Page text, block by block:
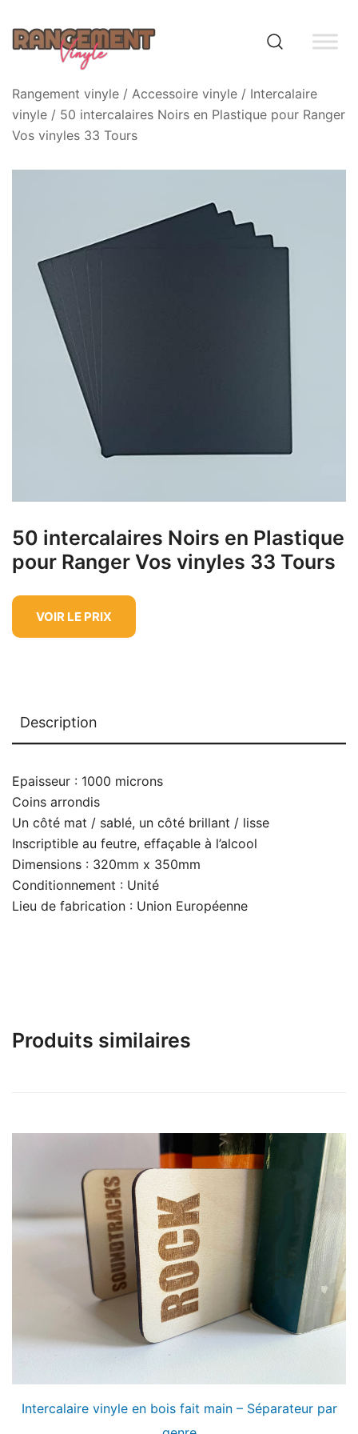
content
Rangement vinyle
Rangement vinyle / Accessoire vinyle / Intercalaire
vinyle / 50 intercalaires Noirs en Plastique pour Ranger
Vos vinyles 33 Tours
50 intercalaires Noirs en Plastique
pour Ranger Vos vinyles 33 Tours
VOIR LE PRIX
Description
Epaisseur : 1000 microns
Coins arrondis
Un côté mat / sablé, un côté brillant / lisse
Inscriptible au feutre, effaçable à l’alcool
Dimensions : 320mm x 350mm
Conditionnement : Unité
Lieu de fabrication : Union Européenne
Produits similaires
Intercalaire vinyle en bois fait main – Séparateur par